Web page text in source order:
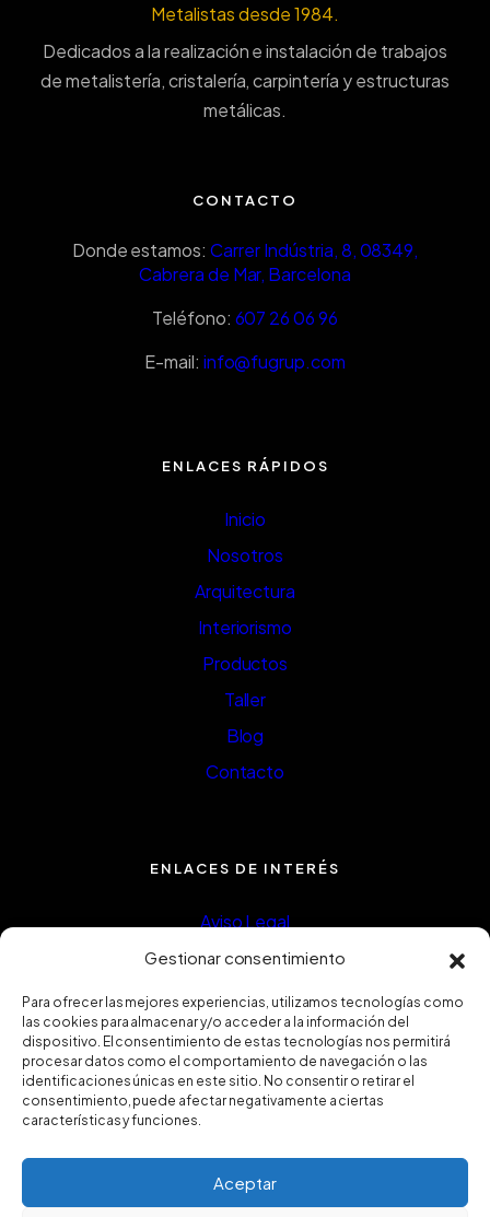
Gestionar consentimiento
Para ofrecer las mejores experiencias, utilizamos tecnologías como
las cookies para almacenar y/o acceder a la información del
dispositivo. El consentimiento de estas tecnologías nos permitirá
procesar datos como el comportamiento de navegación o las
identificaciones únicas en este sitio. No consentir o retirar el
consentimiento, puede afectar negativamente a ciertas
características y funciones.
Aceptar
Metalistas desde 1984.
Dedicados a la realización e instalación de trabajos
de metalistería, cristalería, carpintería y estructuras
metálicas.
CONTACTO
Donde estamos:Carrer Indústria, 8, 08349,
Cabrera de Mar, Barcelona
Teléfono: 607 26 06 96
E-mail: info@fugrup.com
ENLACES RÁPIDOS
Inicio
Nosotros
Arquitectura
Interiorismo
Productos
Taller
Blog
Contacto
ENLACES DE INTERÉS
Aviso Legal
Política de privacidad
Política de Cookies
Política de calidad
Certificado ISO9001